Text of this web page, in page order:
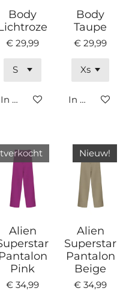
Body
€ 29,99
In winkelwagen
Body
Taupe
€ 29,99
In
Alien
Pantalon
Pink
€ 34,99
Nieuw!
Alien
Superstar
Pantalon
Beige
€ 34,99